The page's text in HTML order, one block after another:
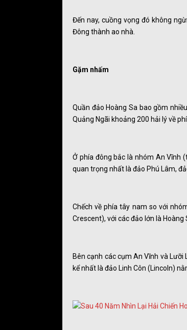
Đến nay, cuồng vọng đó không
Đông thành ao nhà.
Gặm nhấm
Quần đảo Hoàng Sa bao gồm
Quảng Ngãi khoảng 200 hải lý về
Ở phía đông bắc là nhóm An Vĩnh
quan trọng nhất là đảo Phú Lâm,
Chếch về phía tây nam so với
Crescent), với các đảo lớn là Hoàng
Bên cạnh các cụm An Vĩnh và
kể nhất là đảo Linh Côn (Lincoln)